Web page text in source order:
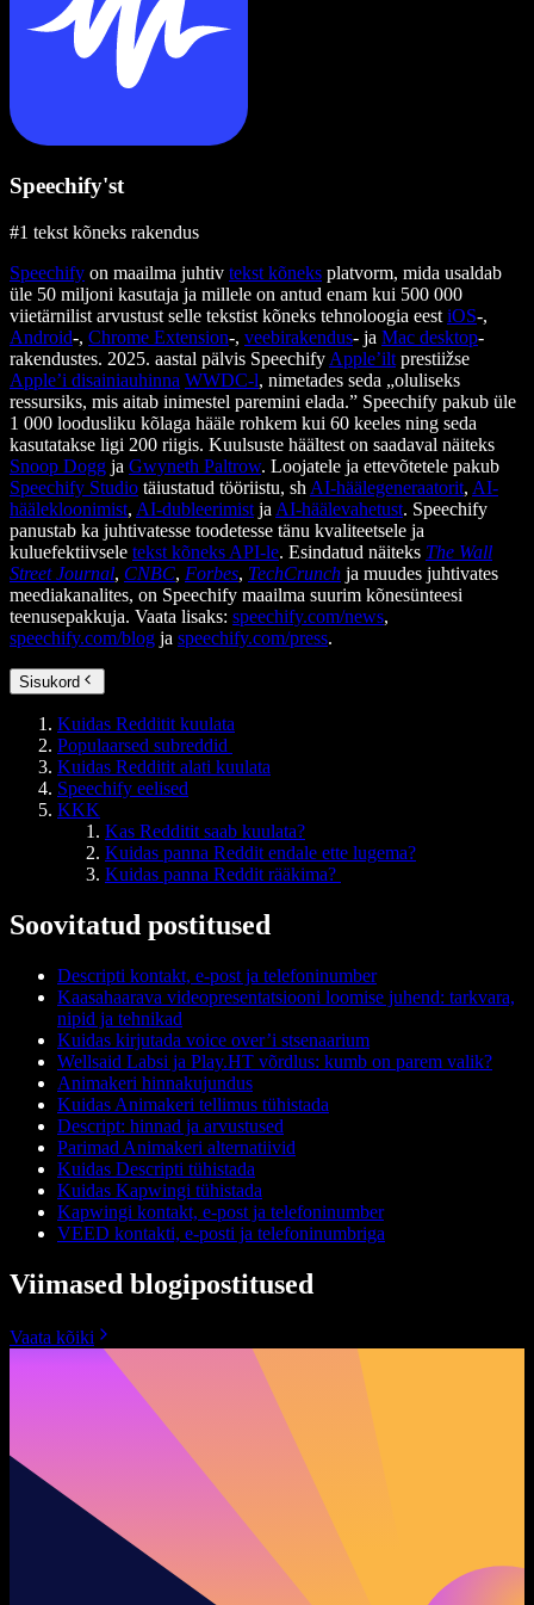
Speechify'st
#1 tekst kõneks rakendus
Speechify on maailma juhtiv tekst kõneks platvorm, mida usaldab
üle 50 miljoni kasutaja ja millele on antud enam kui 500 000
viietärnilist arvustust selle tekstist kõneks tehnoloogia eest iOS-,
Android-, Chrome Extension-, veebirakendus- ja Mac desktop-
rakendustes. 2025. aastal pälvis Speechify Apple’ilt prestiižse
Apple’i disainiauhinna WWDC-l, nimetades seda „oluliseks
ressursiks, mis aitab inimestel paremini elada.” Speechify pakub üle
1 000 loodusliku kõlaga hääle rohkem kui 60 keeles ning seda
kasutatakse ligi 200 riigis. Kuulsuste häältest on saadaval näiteks
Snoop Dogg ja Gwyneth Paltrow. Loojatele ja ettevõtetele pakub
Speechify Studio täiustatud tööriistu, sh AI-häälegeneraatorit, AI-
häälekloonimist, AI-dubleerimist ja AI-häälevahetust. Speechify
panustab ka juhtivatesse toodetesse tänu kvaliteetsele ja
kuluefektiivsele tekst kõneks API-le. Esindatud näiteks The Wall
Street Journal, CNBC, Forbes, TechCrunch ja muudes juhtivates
meediakanalites, on Speechify maailma suurim kõnesünteesi
teenusepakkuja. Vaata lisaks: speechify.com/news,
speechify.com/blog ja speechify.com/press.
Sisukord
Kuidas Redditit kuulata
Populaarsed subreddid
Kuidas Redditit alati kuulata
Speechify eelised
KKK
Kas Redditit saab kuulata?
Kuidas panna Reddit endale ette lugema?
Kuidas panna Reddit rääkima?
Soovitatud postitused
Descripti kontakt, e-post ja telefoninumber
Kaasahaarava videopresentatsiooni loomise juhend: tarkvara,
nipid ja tehnikad
Kuidas kirjutada voice over’i stsenaarium
Wellsaid Labsi ja Play.HT võrdlus: kumb on parem valik?
Animakeri hinnakujundus
Kuidas Animakeri tellimus tühistada
Descript: hinnad ja arvustused
Parimad Animakeri alternatiivid
Kuidas Descripti tühistada
Kuidas Kapwingi tühistada
Kapwingi kontakt, e-post ja telefoninumber
VEED kontakti, e-posti ja telefoninumbriga
Viimased blogipostitused
Vaata kõiki